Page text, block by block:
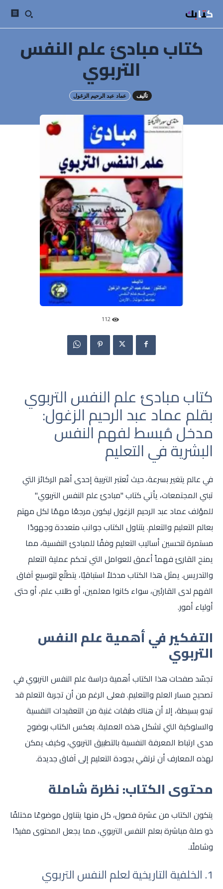
كتابك
كتاب مبادئ علم النفس
التربوي
تأليف عماد عبد الرحيم الزغول
112
كتاب مبادئ علم النفس التربوي
بقلم عماد عبد الرحيم الزغول:
مدخل مُبسط لفهم النفس
البشرية في التعليم
في عالم يتغير بسرعة، حيث تُعتبر التربية إحدى أهم الركائز التي
تبني المجتمعات، يأتي كتاب "مبادئ علم النفس التربوي"
للمؤلف عماد عبد الرحيم الزغول ليكون مرجعًا مهمًا لكل مهتم
بعالم التعليم والتعلم. يتناول الكتاب جوانب متعددة وجهودًا
مستمرة لتحسين أساليب التعليم وفقًا للمبادئ النفسية، مما
يمنح القارئ فهماً أعمق للعوامل التي تحكم عملية التعلم
والتدريس. يمثل هذا الكتاب مدخلاً استباقيًا، يتطلّع لتوسيع آفاق
الفهم لدى القارئين، سواء كانوا معلمين، أو طلاب علم، أو حتى
أولياء أمور.
التفكير في أهمية علم النفس
التربوي
تجسّد صفحات هذا الكتاب أهمية دراسة علم النفس التربوي في
تصحيح مسار العلم والتعليم. فعلى الرغم من أن تجربة التعلم قد
تبدو بسيطة، إلا أن هناك طبقات غنية من التعقيدات النفسية
والسلوكية التي تشكل هذه العملية. يعكس الكتاب بوضوح
مدى ارتباط المعرفة النفسية بالتطبيق التربوي، وكيف يمكن
لهذه المعارف أن ترتقي بجودة التعليم إلى آفاق جديدة.
محتوى الكتاب: نظرة شاملة
يتكون الكتاب من عشرة فصول، كل منها يتناول موضوعًا مختلفًا
ذو صلة مباشرة بعلم النفس التربوي، مما يجعل المحتوى مفيدًا
وشاملًا.
1. الخلفية التاريخية لعلم النفس التربوي